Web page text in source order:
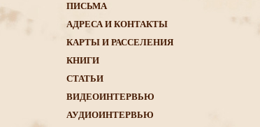
ПИСЬМА
АДРЕСА И КОНТАКТЫ
КАРТЫ И РАССЕЛЕНИЯ
КНИГИ
CТАТЬИ
ВИДЕОИНТЕРВЬЮ
АУДИОИНТЕРВЬЮ